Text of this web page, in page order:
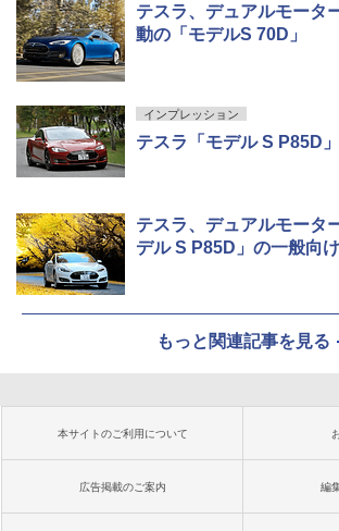
テスラ、デュアルモータ
動の「モデルS 70D」
インプレッション
テスラ「モデル S P85D」
テスラ、デュアルモータ
デル S P85D」の一般向
もっと関連記事を見る
本サイトのご利用について
広告掲載のご案内 編